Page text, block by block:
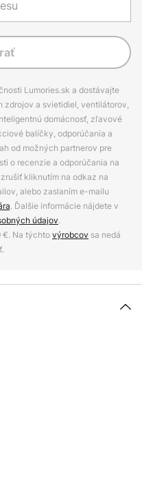
Lumories.sk a dostávajte
zdrojov a svietidiel, ventilátorov,
domácnosť, zľavové
balíčky, odporúčania a
od možných partnerov pre
o recenzie a odporúčania na
kliknutím na odkaz na
alebo zaslaním e-mailu
. Ďalšie informácie nájdete v
údajov.
€. Na týchtovýrobcov sa nedá